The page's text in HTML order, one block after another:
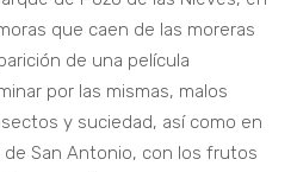
que caen de las moreras
de una película
por las mismas, malos
y suciedad, así como en
de San Antonio, con los frutos